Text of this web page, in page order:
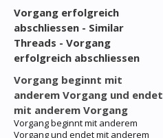
Vorgang erfolgreich
abschliessen - Similar
Threads - Vorgang
erfolgreich abschliessen
Vorgang beginnt mit
anderem Vorgang und endet
mit anderem Vorgang
Vorgang beginnt mit anderem
Vorgang und endet mit anderem